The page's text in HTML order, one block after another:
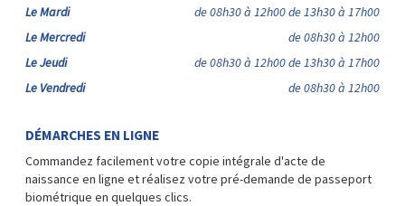
Le Mardi
de 08h30 à 12h00 de 13h30 à 17h00
Le Mercredi
de 08h30 à 12h00
Le Jeudi
de 08h30 à 12h00 de 13h30 à 17h00
Le Vendredi
de 08h30 à 12h00
DÉMARCHES EN LIGNE
Commandez facilement votre copie intégrale d'acte de
naissance en ligne et réalisez votre pré-demande de passeport
biométrique en quelques clics.